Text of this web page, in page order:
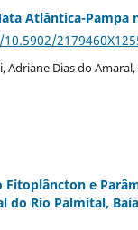
Atlântica-Pampa
Adriane Dias do
Fitoplâncton e
do Rio Palmital,